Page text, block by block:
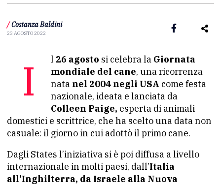
/ Costanza Baldini
23 AGOSTO 2022
Il 26 agosto si celebra la Giornata
mondiale del cane, una ricorrenza
nata nel 2004 negli USA come festa
nazionale, ideata e lanciata da
Colleen Paige, esperta di animali
domestici e scrittrice, che ha scelto una data non
casuale: il giorno in cui adottò il primo cane.
Dagli States l’iniziativa si è poi diffusa a livello
internazionale in molti paesi, dall’Italia
all’Inghilterra, da Israele alla Nuova